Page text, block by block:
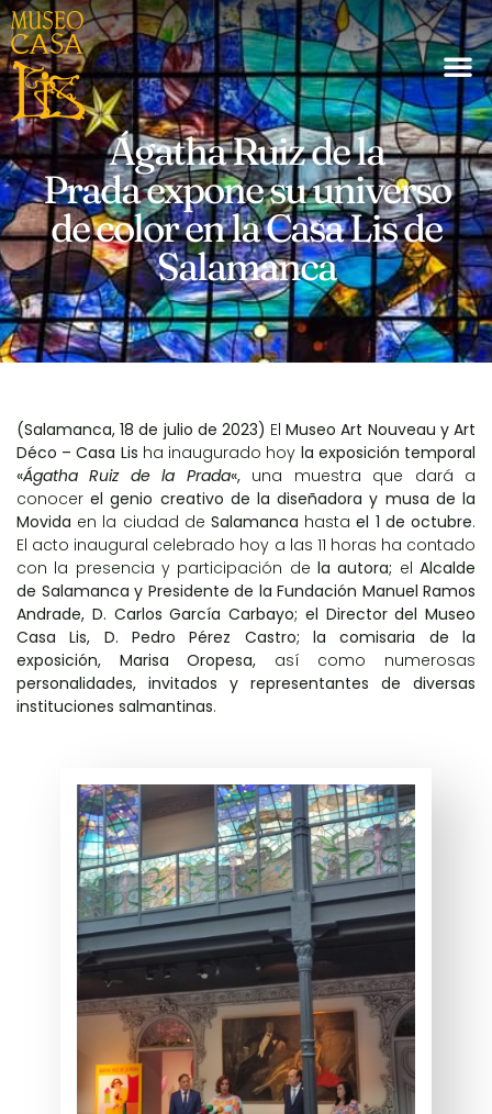
Ágatha Ruiz de la
Prada expone su universo
de color en la Casa Lis de
Salamanca
(Salamanca, 18 de julio de 2023) ElMuseo Art Nouveau y Art
Déco – Casa Lis ha inaugurado hoy la exposición temporal
«Ágatha Ruiz de la Prada«,una muestra que dará a
conocerel genio creativo de la diseñadora y musa de la
Movida en la ciudad deSalamanca hastael 1 de octubre.
El acto inaugural celebrado hoy a las 11 horas ha contado
con la presencia y participación de la autora; elAlcalde
de Salamanca y Presidente de la Fundación Manuel Ramos
Andrade, D. Carlos García Carbayo; el Director del Museo
Casa Lis, D. Pedro Pérez Castro; la comisaria de la
exposición, Marisa Oropesa, así como numerosas
personalidades, invitados y representantes de diversas
instituciones salmantinas.